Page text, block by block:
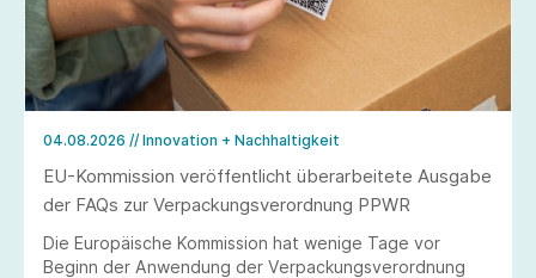
04.08.2026 // Innovation + Nachhaltigkeit
EU-Kommission veröffentlicht überarbeitete Ausgabe
der FAQs zur Verpackungsverordnung PPWR
Die Europäische Kommission hat wenige Tage vor
Beginn der Anwendung der Verpackungsverordnung